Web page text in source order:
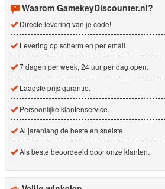
Waarom GamekeyDiscounter.nl?
Directe levering van je code!
Levering op scherm en per email.
7 dagen per week, 24 uur per dag open.
Laagste prijs garantie.
Persoonlijke klantenservice.
Al jarenlang de beste en snelste.
Als beste beoordeeld door onze klanten.